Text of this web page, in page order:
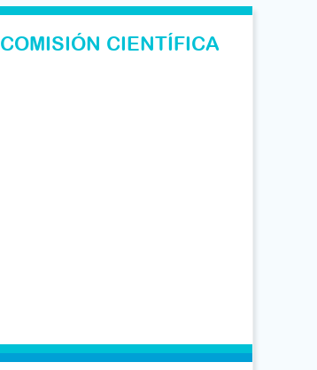
COMISIÓN CIENTÍFICA